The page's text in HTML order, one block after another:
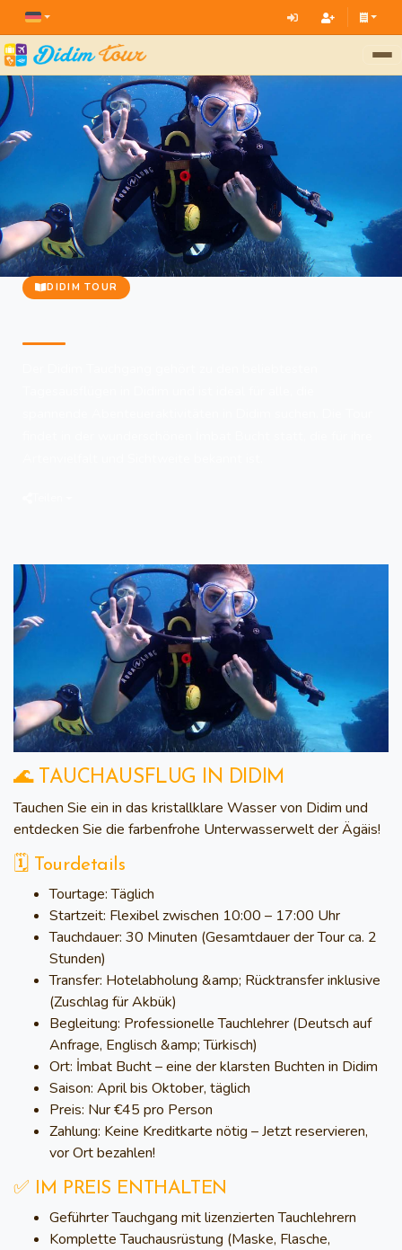
DIDIM TOUR
🌊 TAUCHAUSFLUG IN DIDIM
Tauchen Sie ein in das kristallklare Wasser von Didim und
entdecken Sie die farbenfrohe Unterwasserwelt der Ägäis!
🗓 Tourdetails
Tourtage:Täglich
Startzeit: Flexibel zwischen 10:00 – 17:00 Uhr
Tauchdauer: 30 Minuten (Gesamtdauer der Tour ca. 2
Stunden)
Transfer: Hotelabholung &amp; Rücktransfer inklusive
(Zuschlag für Akbük)
Begleitung: Professionelle Tauchlehrer (Deutsch auf
Anfrage, Englisch &amp; Türkisch)
Ort: İmbat Bucht – eine der klarsten Buchten in Didim
Saison: April bis Oktober, täglich
Preis: Nur€45 pro Person
Zahlung: Keine Kreditkarte nötig – Jetzt reservieren,
vor Ort bezahlen!
✅ IM PREIS ENTHALTEN
Geführter Tauchgang mit lizenzierten Tauchlehrern
Komplette Tauchausrüstung (Maske, Flasche,